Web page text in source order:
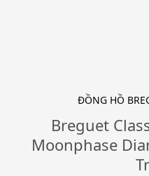
ĐỒNG HỒ
Breguet
Moonphase